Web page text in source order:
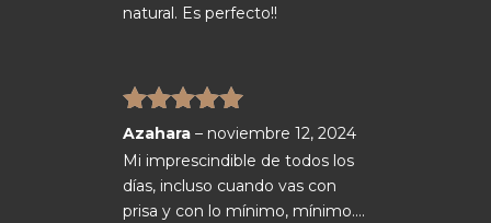
natural. Es perfecto!!
Valorado
con5de 5
Azahara – noviembre 12, 2024
Mi imprescindible de todos los
días, incluso cuando vas con
prisa y con lo mínimo, mínimo….